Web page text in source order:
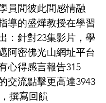
員間彼此間感情融
導的盛燁教授在學習
：針對23集影片，學
阿密佛光山網址平台
心得感言報告315
交流點擊更高達3943
撰寫回饋